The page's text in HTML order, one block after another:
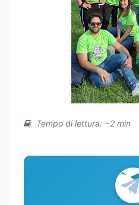
Tempo di lettura: ~2 min